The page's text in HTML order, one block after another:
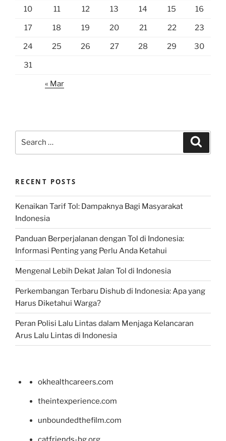
10 11 12 13 14 15 16
17 18 19 20 21 22 23
24 25 26 27 28 29 30
31
« Mar
RECENT POSTS
Kenaikan Tarif Tol: Dampaknya Bagi Masyarakat
Indonesia
Panduan Berperjalanan dengan Tol di Indonesia:
Informasi Penting yang Perlu Anda Ketahui
Mengenal Lebih Dekat Jalan Tol di Indonesia
Perkembangan Terbaru Dishub di Indonesia: Apa yang
Harus Diketahui Warga?
Peran Polisi Lalu Lintas dalam Menjaga Kelancaran
Arus Lalu Lintas di Indonesia
okhealthcareers.com
theintexperience.com
unboundedthefilm.com